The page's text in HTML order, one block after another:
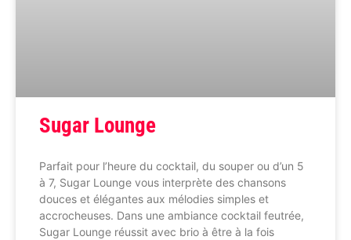
Sugar Lounge
Parfait pour l’heure du cocktail, du souper ou d’un 5
à 7, Sugar Lounge vous interprète des chansons
douces et élégantes aux mélodies simples et
accrocheuses. Dans une ambiance cocktail feutrée,
Sugar Lounge réussit avec brio à être à la fois